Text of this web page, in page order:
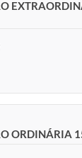
ORDINÁRIA